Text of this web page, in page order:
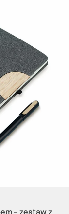
– zestaw z